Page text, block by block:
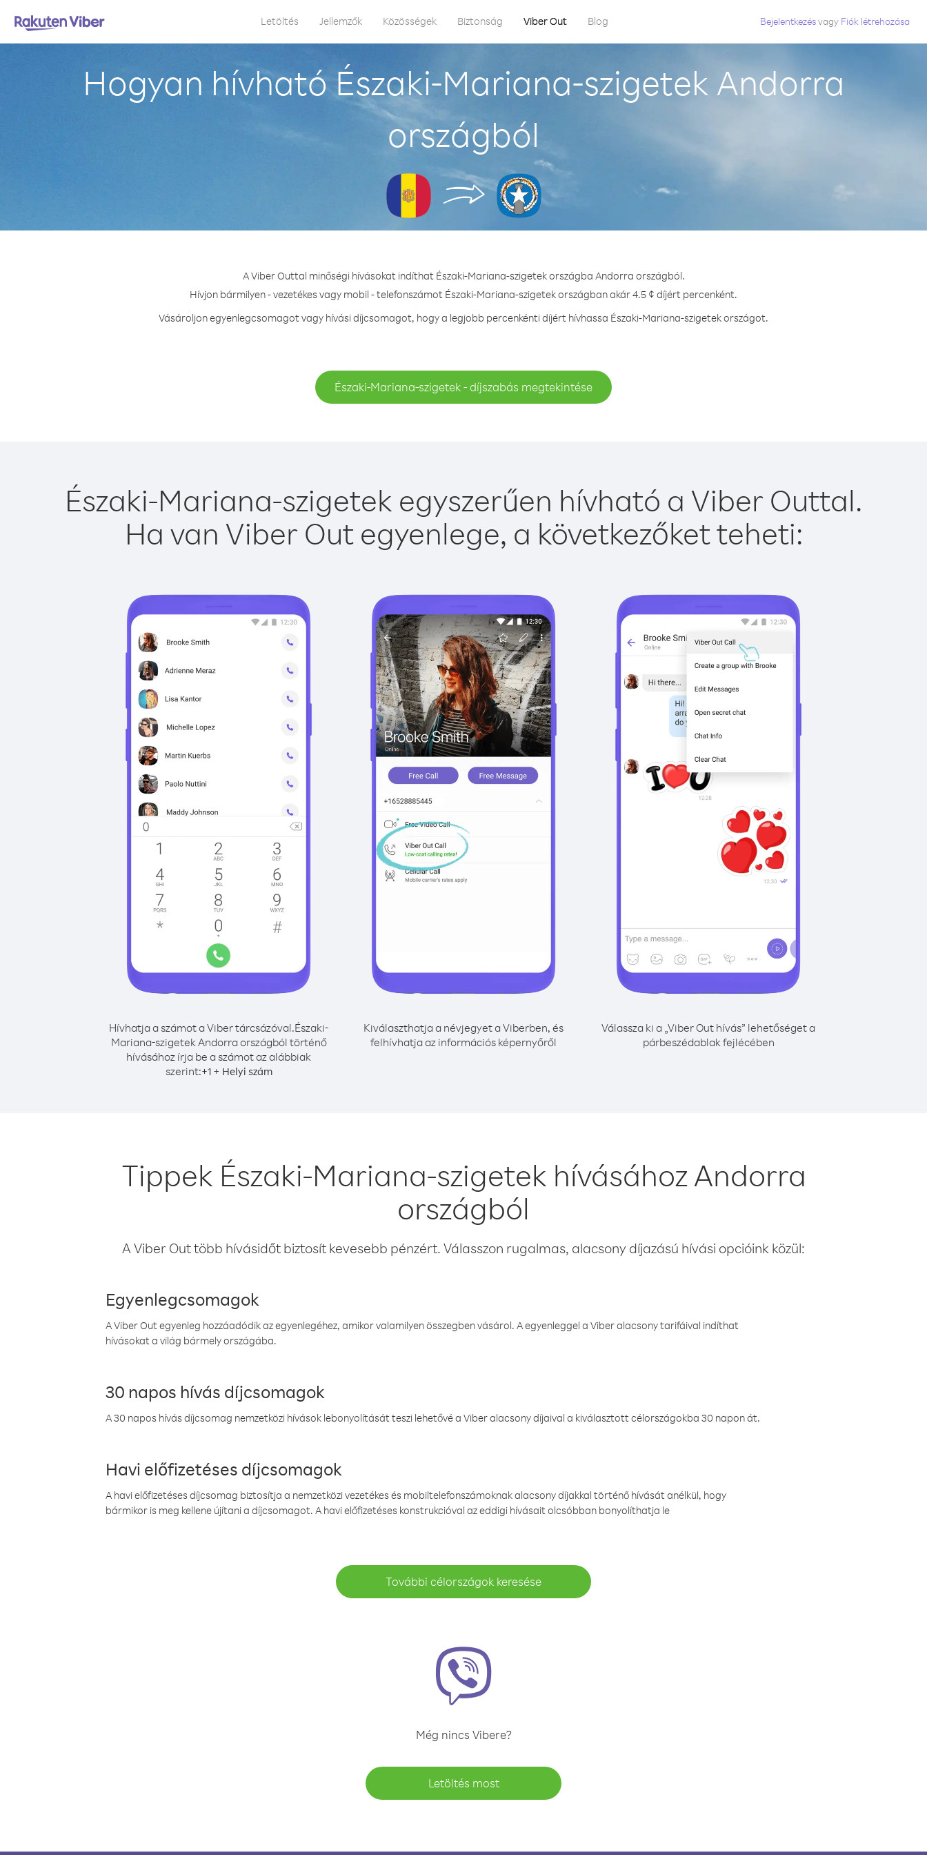
Letöltés Jellemzők Közösségek Biztonság Viber Out Blog Bejelentkezésvagy Fiók létrehozása
Hogyan hívható Északi-Mariana-szigetek Andorra
országból
A Viber Outtal minőségi hívásokat indíthat Északi-Mariana-szigetek országba Andorra országból.
Hívjon bármilyen - vezetékes vagy mobil - telefonszámot Északi-Mariana-szigetek országban akár 4.5 ¢ díjért percenként.
Vásároljon egyenlegcsomagot vagy hívási díjcsomagot, hogy a legjobb percenkénti díjért hívhassa Északi-Mariana-szigetek országot.
Északi-Mariana-szigetek - díjszabás megtekintése
Északi-Mariana-szigetek egyszerűen hívható a Viber Outtal.
Ha van Viber Out egyenlege, a következőket teheti:
Hívhatja a számot a Viber tárcsázóval.Északi-
Mariana-szigetek Andorra országból történő
hívásához írja be a számot az alábbiak
szerint:+1+ Helyi szám
Kiválaszthatja a névjegyet a Viberben, és
felhívhatja az információs képernyőről
Válassza ki a „Viber Out hívás” lehetőséget a
párbeszédablak fejlécében
Tippek Északi-Mariana-szigetek hívásához Andorra
országból
A Viber Out több hívásidőt biztosít kevesebb pénzért. Válasszon rugalmas, alacsony díjazású hívási opcióink közül:
Egyenlegcsomagok
A Viber Out egyenleg hozzáadódik az egyenlegéhez, amikor valamilyen összegben vásárol. A egyenleggel a Viber alacsony tarifáival indíthat
hívásokat a világ bármely országába.
30 napos hívás díjcsomagok
A 30 napos hívás díjcsomag nemzetközi hívások lebonyolítását teszi lehetővé a Viber alacsony díjaival a kiválasztott célországokba 30 napon át.
Havi előfizetéses díjcsomagok
A havi előfizetéses díjcsomag biztosítja a nemzetközi vezetékes és mobiltelefonszámoknak alacsony díjakkal történő hívását anélkül, hogy
bármikor is meg kellene újítani a díjcsomagot. A havi előfizetéses konstrukcióval az eddigi hívásait olcsóbban bonyolíthatja le
További célországok keresése
Még nincs Vibere?
Letöltés most